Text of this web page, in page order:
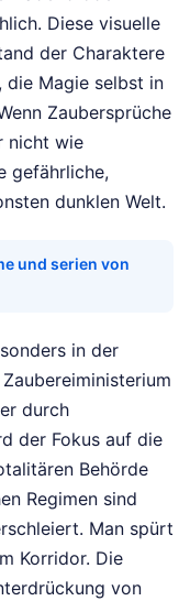
Diese visuelle
der Charaktere
die Magie selbst in
Zaubersprüche
nicht wie
gefährliche,
dunklen Welt.
und serien von
in der
durch
der Fokus auf die
Behörde
Regimen sind
Man spürt
Korridor. Die
von